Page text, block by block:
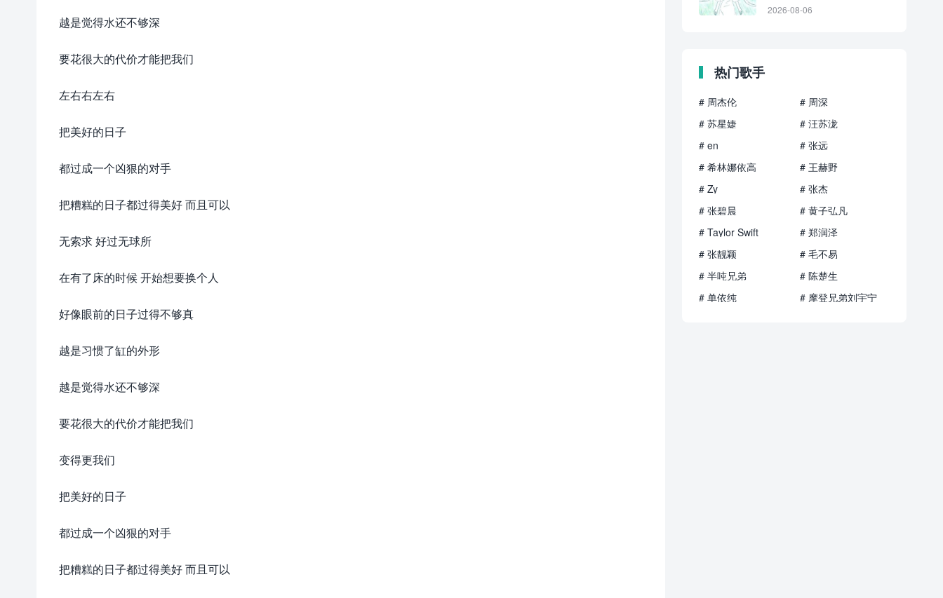
越是觉得水还不够深
要花很大的代价才能把我们
左右右左右
把美好的日子
都过成一个凶狠的对手
把糟糕的日子都过得美好 而且可以
无索求 好过无球所
在有了床的时候 开始想要换个人
好像眼前的日子过得不够真
越是习惯了缸的外形
越是觉得水还不够深
要花很大的代价才能把我们
变得更我们
把美好的日子
都过成一个凶狠的对手
把糟糕的日子都过得美好 而且可以
2026-08-06
热门歌手
# 周杰伦
# 周深
# 苏星婕
# 汪苏泷
# en
# 张远
# 希林娜依高
# 王赫野
# Zy
# 张杰
# 张碧晨
# 黄子弘凡
# Taylor Swift
# 郑润泽
# 张靓颖
# 毛不易
# 半吨兄弟
# 陈楚生
# 单依纯
# 摩登兄弟刘宇宁